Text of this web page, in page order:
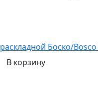
раскладной Боско/Bosco
В корзину